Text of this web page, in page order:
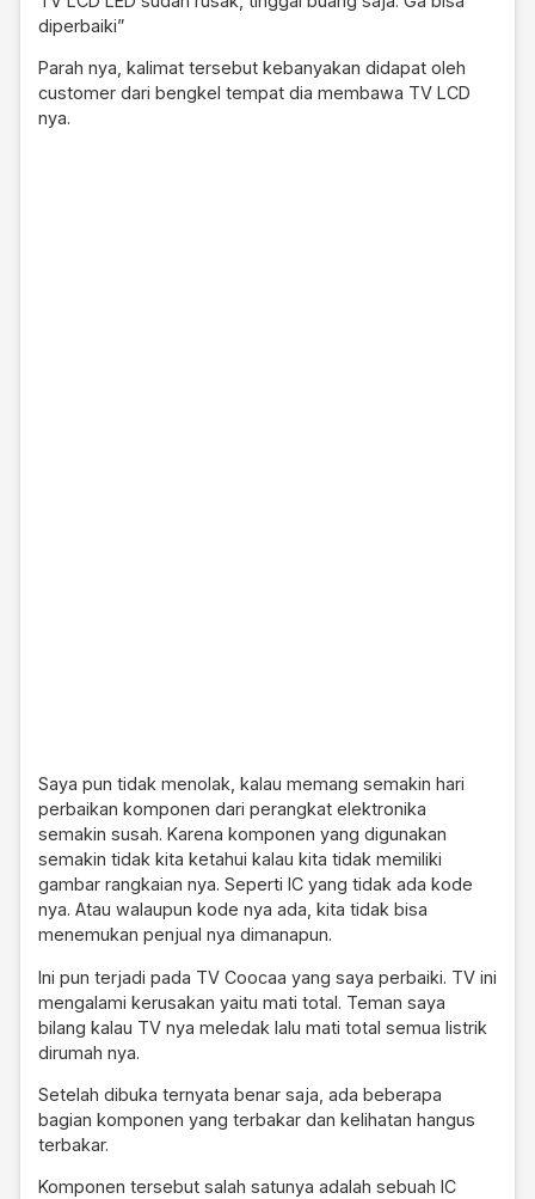
diperbaiki”
Parah nya, kalimat tersebut kebanyakan didapat oleh
customer dari bengkel tempat dia membawa TV LCD
nya.
Saya pun tidak menolak, kalau memang semakin hari
perbaikan komponen dari perangkat elektronika
semakin susah. Karena komponen yang digunakan
semakin tidak kita ketahui kalau kita tidak memiliki
gambar rangkaian nya. Seperti IC yang tidak ada kode
nya. Atau walaupun kode nya ada, kita tidak bisa
menemukan penjual nya dimanapun.
Ini pun terjadi pada TV Coocaa yang saya perbaiki. TV ini
mengalami kerusakan yaitu mati total. Teman saya
bilang kalau TV nya meledak lalu mati total semua listrik
dirumah nya.
Setelah dibuka ternyata benar saja, ada beberapa
bagian komponen yang terbakar dan kelihatan hangus
terbakar.
Komponen tersebut salah satunya adalah sebuah IC